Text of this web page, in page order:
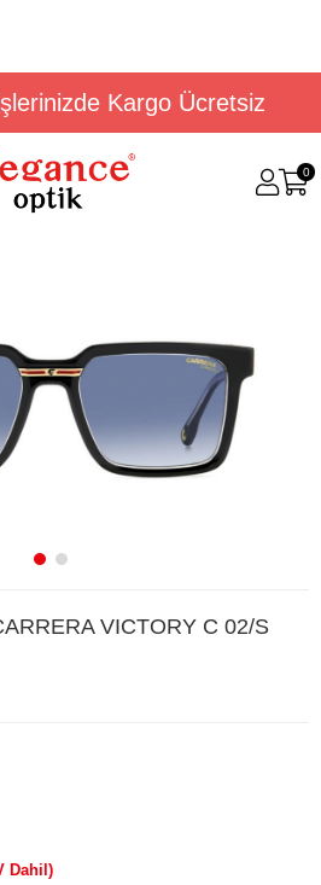
Kargo Ücretsiz
0
VICTORY C 02/S
Dahil)